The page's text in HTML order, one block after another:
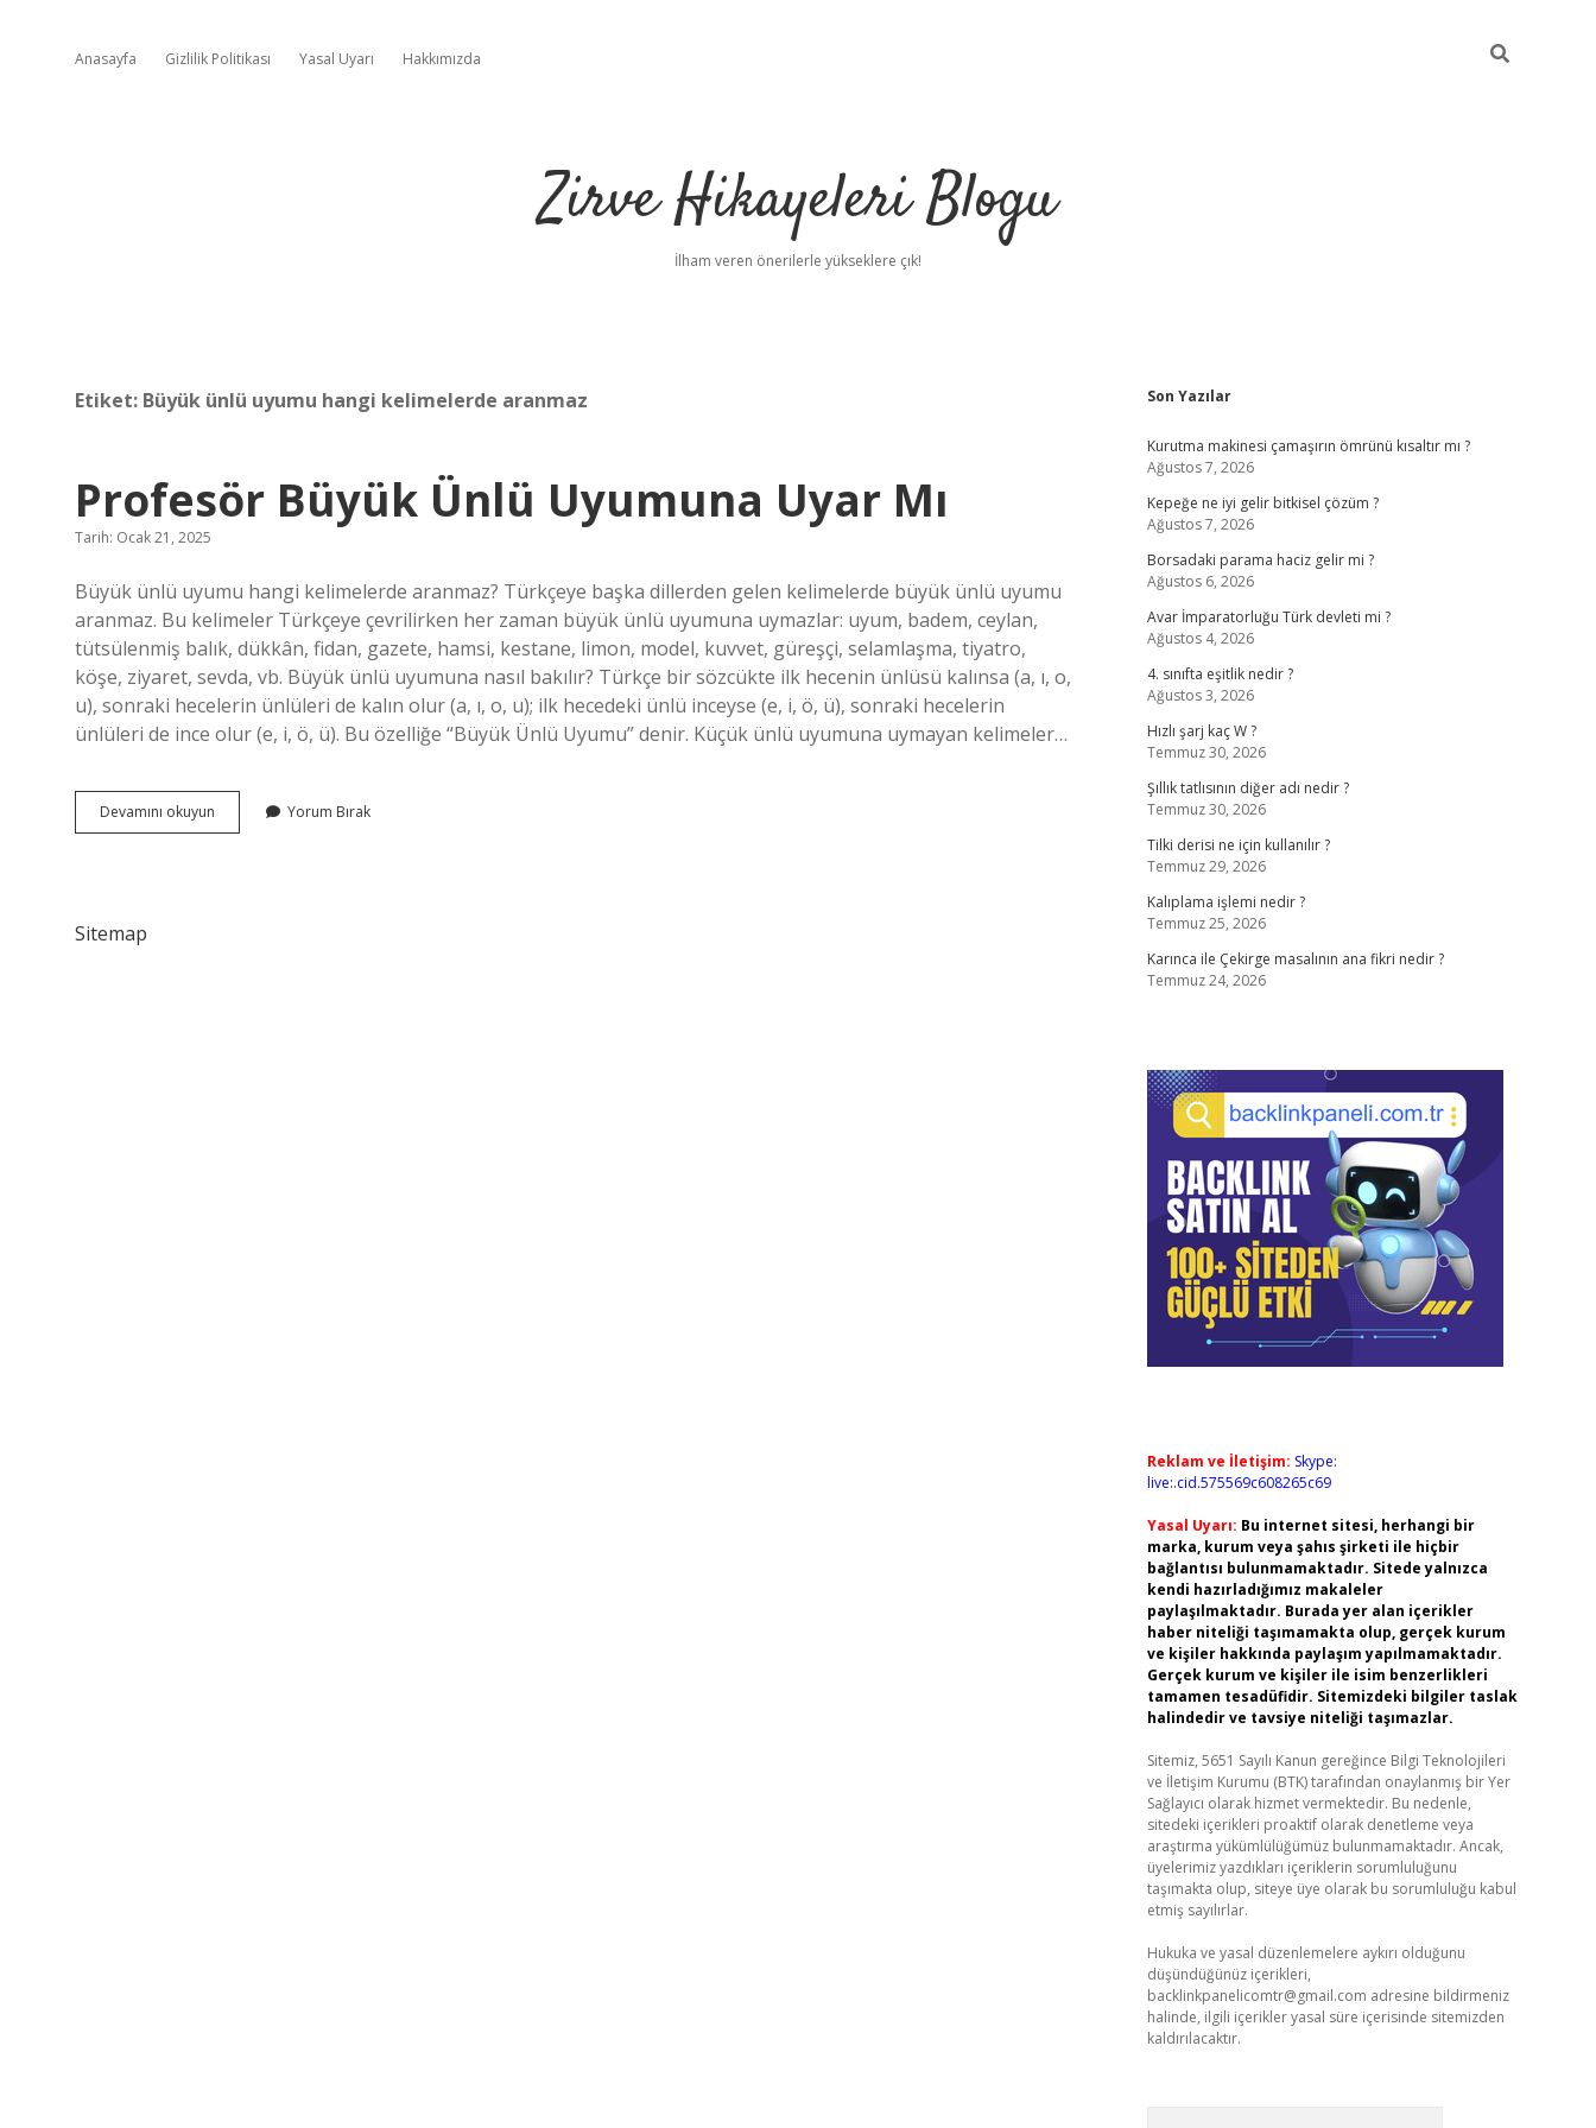
Anasayfa Gizlilik Politikası Yasal Uyarı Hakkımızda
Zirve Hikayeleri Blogu
İlham veren önerilerle yükseklere çık!
Etiket: Büyük ünlü uyumu hangi kelimelerde aranmaz
Profesör Büyük Ünlü Uyumuna Uyar Mı
Tarih: Ocak 21, 2025
Büyük ünlü uyumu hangi kelimelerde aranmaz? Türkçeye başka dillerden gelen kelimelerde büyük ünlü uyumu
aranmaz. Bu kelimeler Türkçeye çevrilirken her zaman büyük ünlü uyumuna uymazlar: uyum, badem, ceylan,
tütsülenmiş balık, dükkân, fidan, gazete, hamsi, kestane, limon, model, kuvvet, güreşçi, selamlaşma, tiyatro,
köşe, ziyaret, sevda, vb. Büyük ünlü uyumuna nasıl bakılır? Türkçe bir sözcükte ilk hecenin ünlüsü kalınsa (a, ı, o,
u), sonraki hecelerin ünlüleri de kalın olur (a, ı, o, u); ilk hecedeki ünlü inceyse (e, i, ö, ü), sonraki hecelerin
ünlüleri de ince olur (e, i, ö, ü). Bu özelliğe “Büyük Ünlü Uyumu” denir. Küçük ünlü uyumuna uymayan kelimeler…
Devamını okuyun Profesör
Büyük
Yorum Bırak
Sitemap
Sidebar
Son Yazılar
Kurutma makinesi çamaşırın ömrünü kısaltır mı ?
Ağustos 7, 2026
Kepeğe ne iyi gelir bitkisel çözüm ?
Ağustos 7, 2026
Borsadaki parama haciz gelir mi ?
Ağustos 6, 2026
Avar İmparatorluğu Türk devleti mi ?
Ağustos 4, 2026
4. sınıfta eşitlik nedir ?
Ağustos 3, 2026
Hızlı şarj kaç W ?
Temmuz 30, 2026
Şıllık tatlısının diğer adı nedir ?
Temmuz 30, 2026
Tilki derisi ne için kullanılır ?
Temmuz 29, 2026
Kalıplama işlemi nedir ?
Temmuz 25, 2026
Karınca ile Çekirge masalının ana fikri nedir ?
Temmuz 24, 2026
Reklam ve İletişim: Skype:
live:.cid.575569c608265c69
Yasal Uyarı: Bu internet sitesi, herhangi bir
marka, kurum veya şahıs şirketi ile hiçbir
bağlantısı bulunmamaktadır. Sitede yalnızca
kendi hazırladığımız makaleler
paylaşılmaktadır. Burada yer alan içerikler
haber niteliği taşımamakta olup, gerçek kurum
ve kişiler hakkında paylaşım yapılmamaktadır.
Gerçek kurum ve kişiler ile isim benzerlikleri
tamamen tesadüfidir. Sitemizdeki bilgiler taslak
halindedir ve tavsiye niteliği taşımazlar.
Sitemiz, 5651 Sayılı Kanun gereğince Bilgi Teknolojileri
ve İletişim Kurumu (BTK) tarafından onaylanmış bir Yer
Sağlayıcı olarak hizmet vermektedir. Bu nedenle,
sitedeki içerikleri proaktif olarak denetleme veya
araştırma yükümlülüğümüz bulunmamaktadır. Ancak,
üyelerimiz yazdıkları içeriklerin sorumluluğunu
taşımakta olup, siteye üye olarak bu sorumluluğu kabul
etmiş sayılırlar.
Hukuka ve yasal düzenlemelere aykırı olduğunu
düşündüğünüz içerikleri,
backlinkpanelicomtr@gmail.com adresine bildirmeniz
halinde, ilgili içerikler yasal süre içerisinde sitemizden
kaldırılacaktır.